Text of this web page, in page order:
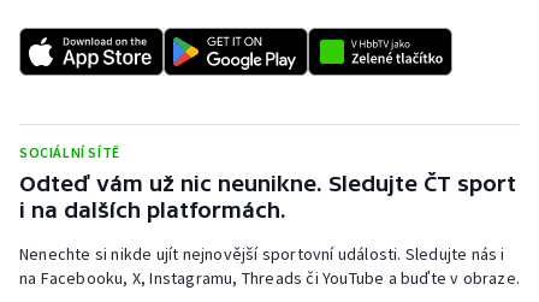
Plážový volejbal
Ragby
Rychlobruslení
SOCIÁLNÍ SÍTĚ
Odteď vám už nic neunikne. Sledujte ČT sport
i na dalších platformách.
Nenechte si nikde ujít nejnovější sportovní události. Sledujte nás i
na Facebooku, X, Instagramu, Threads či YouTube a buďte v obraze.